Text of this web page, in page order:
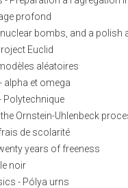
profond
bombs, and a polish
Euclid
aléatoires
alpha et omega
Polytechnique
Ornstein-Uhlenbeck
de scolarité
years of freeness
le noir
- Pólya urns